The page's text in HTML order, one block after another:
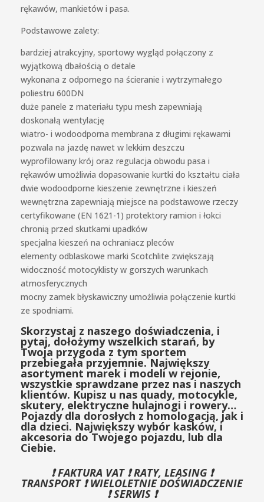
rękawów, mankietów i pasa.
Podstawowe zalety:
bardziej atrakcyjny, sportowy wygląd połączony z
wyjątkową dbałością o detale
wykonana z odpornego na ścieranie i wytrzymałego
poliestru 600DN
duże panele z materiału typu mesh zapewniają
doskonałą wentylację
wiatro- i wodoodporna membrana z długimi rękawami
pozwala na jazdę nawet w lekkim deszczu
wyprofilowany krój oraz regulacja obwodu pasa i
rękawów umożliwia dopasowanie kurtki do kształtu ciała
dwie wodoodporne kieszenie zewnętrzne i kieszeń
wewnętrzna zapewniają miejsce na podstawowe rzeczy
certyfikowane (EN 1621-1) protektory ramion i łokci
chronią przed skutkami upadków
specjalna kieszeń na ochraniacz pleców
elementy odblaskowe marki Scotchlite zwiększają
widoczność motocyklisty w gorszych warunkach
atmosferycznych
mocny zamek błyskawiczny umożliwia połączenie kurtki
ze spodniami.
Skorzystaj z naszego doświadczenia, i
pytaj, dołożymy wszelkich starań, by
Twoja przygoda z tym sportem
przebiegała przyjemnie.Największy
asortyment marek i modeli w rejonie,
wszystkie sprawdzane przez nas i naszych
klientów. Kupisz u nas quady, motocykle,
skutery, elektryczne hulajnogi i rowery…
Pojazdy dla dorosłych z homologacją, jak i
dla dzieci. Największy wybór kasków, i
akcesoria do Twojego pojazdu, lub dla
Ciebie.
❗️ FAKTURA VAT ❗️ RATY, LEASING ❗️
TRANSPORT ❗️ WIELOLETNIE DOŚWIADCZENIE
❗️ SERWIS ❗️